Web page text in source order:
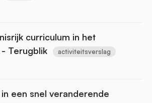
curriculum in het
Terugblik
activiteitsverslag
een snel veranderende